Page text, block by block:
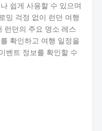
쉽게 사용할 수 있으며
밍 걱정 없이 런던 여행
런던의 주요 명소 레스
확인하고 여행 일정을
벤트 정보를 확인할 수